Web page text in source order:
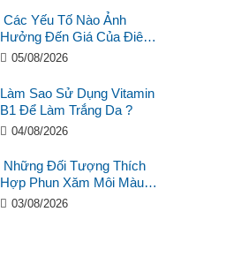
Các Yếu Tố Nào Ảnh
Hưởng Đến Giá Của Điêu
Khắc Chân Mày ?
05/08/2026
Làm Sao Sử Dụng Vitamin
B1 Để Làm Trắng Da ?
04/08/2026
Những Đối Tượng Thích
Hợp Phun Xăm Môi Màu
Hồng Cam San Hô?
03/08/2026